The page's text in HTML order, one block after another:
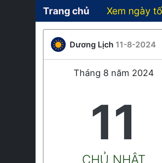
Trang chủ Xem ngày
Dương Lịch 11-8-2024
Tháng 8 năm 2024
11
CHỦ NHẬT